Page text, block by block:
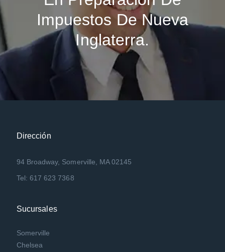
Impuestos De Nueva
Inglaterra.
Dirección
94 Broadway, Somerville, MA 02145
Tel: 617 623 7368
Sucursales
Somerville
Chelsea